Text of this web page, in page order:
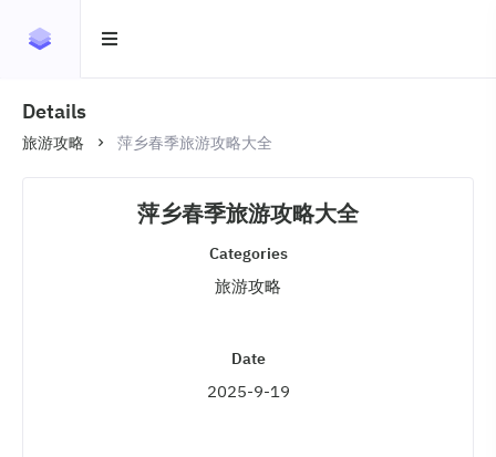
Details
旅游攻略 萍乡春季旅游攻略大全
萍乡春季旅游攻略大全
Categories
旅游攻略
Date
2025-9-19